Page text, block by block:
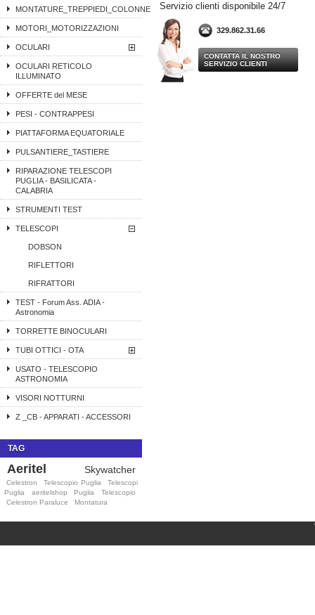
MONTATURE_TREPPIEDI_COLONNE
MOTORI_MOTORIZZAZIONI
OCULARI
OCULARI RETICOLO
ILLUMINATO
OFFERTE del MESE
PESI - CONTRAPPESI
PIATTAFORMA EQUATORIALE
PULSANTIERE_TASTIERE
RIPARAZIONE TELESCOPI
PUGLIA - BASILICATA -
CALABRIA
STRUMENTI TEST
TELESCOPI
DOBSON
RIFLETTORI
RIFRATTORI
TEST - Forum Ass. ADIA -
Astronomia
TORRETTE BINOCULARI
TUBI OTTICI - OTA
USATO - TELESCOPIO
ASTRONOMIA
VISORI NOTTURNI
Z _CB - APPARATI - ACCESSORI
TAG
Aeritel Skywatcher
Celestron Telescopio Puglia
Telescopi
Puglia
aeritelshop Puglia
Telescopio
Celestron Paraluce
Montatura
Servizio clienti disponibile 24/7
329.862.31.66
CONTATTA IL NOSTRO
SERVIZIO CLIENTI